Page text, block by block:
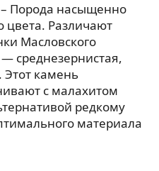
– Порода насыщенно
цвета. Различают
Масловского
среднезернистая,
камень
с малахитом
редкому
материала